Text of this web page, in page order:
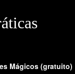
Mágicos (gratuito)